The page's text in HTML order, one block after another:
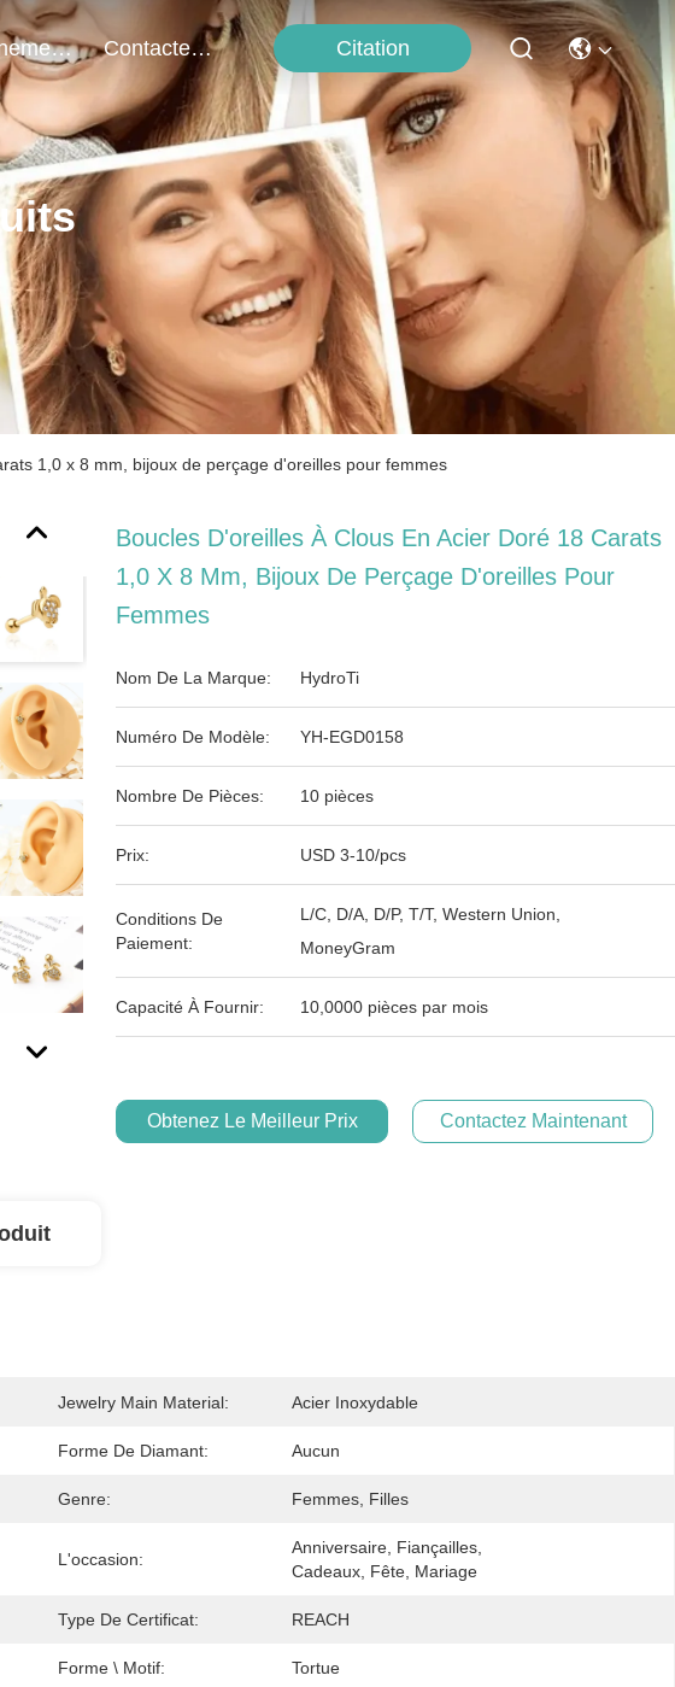
Événements Contactez-Nous Citation
1,0 x 8 mm, bijoux de perçage d'oreilles pour femmes
Boucles D'oreilles À Clous En Acier Doré 18 Carats
1,0 X 8 Mm, Bijoux De Perçage D'oreilles Pour
Femmes
Nom De La Marque: HydroTi
Numéro De Modèle: YH-EGD0158
Nombre De Pièces: 10 pièces
Prix: USD 3-10/pcs
Conditions De
Paiement:
L/C, D/A, D/P, T/T, Western Union,
MoneyGram
Capacité À Fournir: 10,0000 pièces par mois
Obtenez Le Meilleur Prix Contactez Maintenant
Jewelry Main Material: Acier Inoxydable
Forme De Diamant: Aucun
Genre: Femmes, Filles
L'occasion:
Anniversaire, Fiançailles,
Cadeaux, Fête, Mariage
Type De Certificat: REACH
Forme \ Motif: Tortue